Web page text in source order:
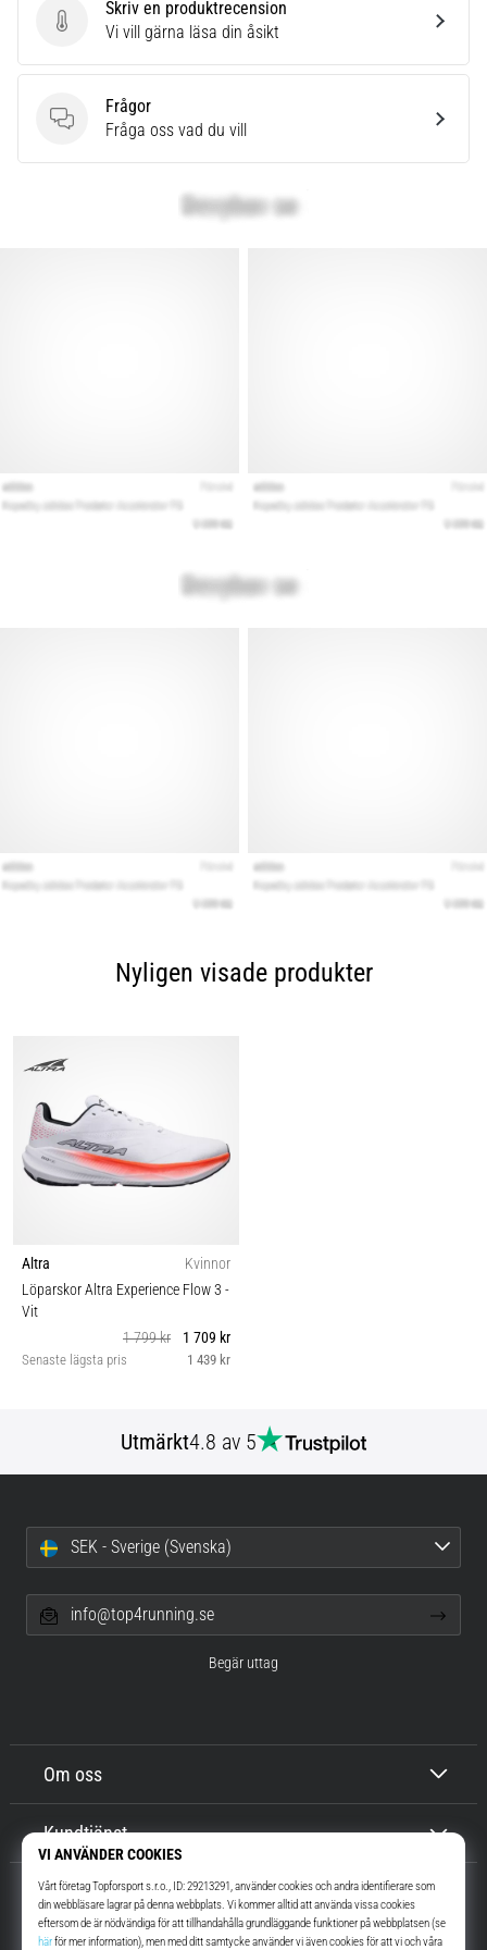
Skriv en produktrecension
Skriv en produktrecension
Vi vill gärna läsa din åsikt
Frågor
Frågor
Fråga oss vad du vill
Nyligen visade produkter
Altra
Kvinnor
Löparskor Altra Experience Flow 3 -
Vit
1 799 kr
1 709 kr
Senaste lägsta pris 1 439 kr
Utmärkt4.8 av 5
Om oss
Kundtjänst
SEK - Sverige (Svenska)
info@top4running.se
Begär uttag